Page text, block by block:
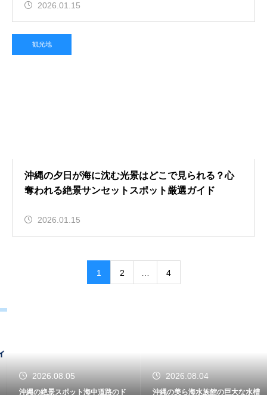
2026.01.15
観光地
沖縄の夕日が海に沈む光景はどこで見られる？心
奪われる絶景サンセットスポット厳選ガイド
2026.01.15
1 2 4
2026.08.05
沖縄の絶景スポット海中道路のド
2026.08.04
沖縄の美ら海水族館の巨大な水槽